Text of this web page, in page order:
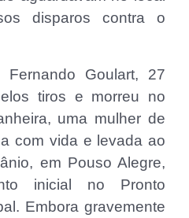
disparos contra o
Goulart, 27
tiros e morreu no
uma mulher de
com vida e levada ao
em Pouso Alegre,
inicial no Pronto
Embora gravemente